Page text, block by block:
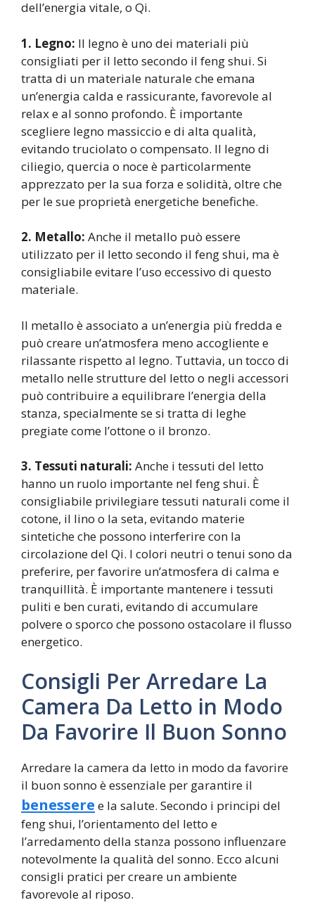
dell’energia vitale, o Qi.
1. Legno: Il legno è uno dei materiali più
consigliati per il letto secondo il feng shui. Si
tratta di un materiale naturale che emana
un’energia calda e rassicurante, favorevole al
relax e al sonno profondo. È importante
scegliere legno massiccio e di alta qualità,
evitando truciolato o compensato. Il legno di
ciliegio, quercia o noce è particolarmente
apprezzato per la sua forza e solidità, oltre che
per le sue proprietà energetiche benefiche.
2. Metallo: Anche il metallo può essere
utilizzato per il letto secondo il feng shui, ma è
consigliabile evitare l’uso eccessivo di questo
materiale.
Il metallo è associato a un’energia più fredda e
può creare un’atmosfera meno accogliente e
rilassante rispetto al legno. Tuttavia, un tocco di
metallo nelle strutture del letto o negli accessori
può contribuire a equilibrare l’energia della
stanza, specialmente se si tratta di leghe
pregiate come l’ottone o il bronzo.
3. Tessuti naturali: Anche i tessuti del letto
hanno un ruolo importante nel feng shui. È
consigliabile privilegiare tessuti naturali come il
cotone, il lino o la seta, evitando materie
sintetiche che possono interferire con la
circolazione del Qi. I colori neutri o tenui sono da
preferire, per favorire un’atmosfera di calma e
tranquillità. È importante mantenere i tessuti
puliti e ben curati, evitando di accumulare
polvere o sporco che possono ostacolare il flusso
energetico.
Consigli Per Arredare La
Camera Da Letto in Modo
Da Favorire Il Buon Sonno
Arredare la camera da letto in modo da favorire
il buon sonno è essenziale per garantire il
benessere e la salute. Secondo i principi del
feng shui, l’orientamento del letto e
l’arredamento della stanza possono influenzare
notevolmente la qualità del sonno. Ecco alcuni
consigli pratici per creare un ambiente
favorevole al riposo.